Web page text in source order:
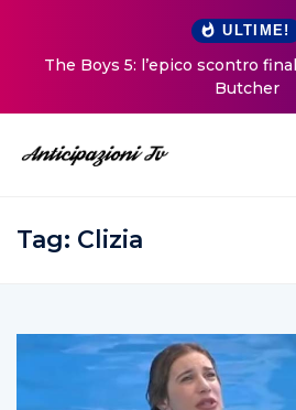
ULTIME!
The Boys 5: l’epico scontro
Butcher
Tag: Clizia